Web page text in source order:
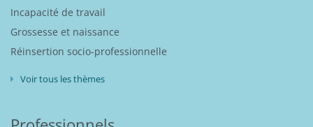
Incapacité de travail
Grossesse et naissance
Réinsertion socio-professionnelle
Voir tous les thèmes